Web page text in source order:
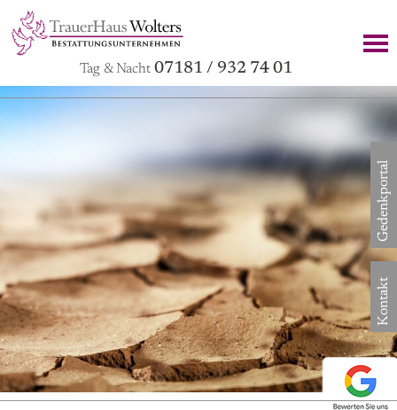
Tag & Nacht 07181 / 932 74 01
Gedenkportal
Kontakt